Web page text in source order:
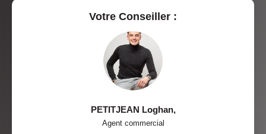
Votre Conseiller :
PETITJEAN Loghan,
Agent commercial